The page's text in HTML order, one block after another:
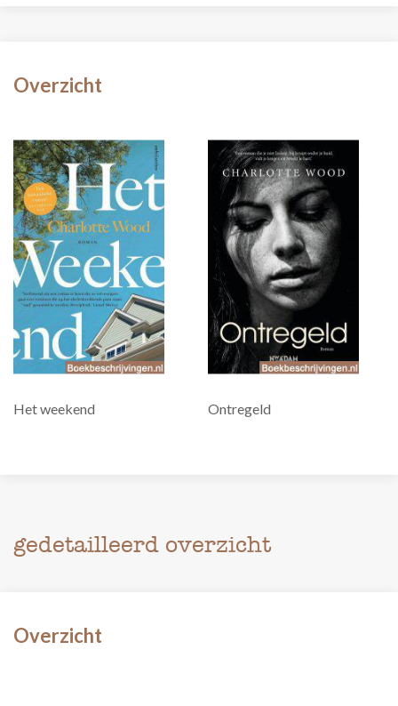
Overzicht
Het weekend Ontregeld
gedetailleerd overzicht
Overzicht